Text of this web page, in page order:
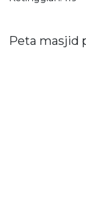
Peta masjid